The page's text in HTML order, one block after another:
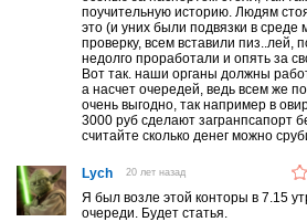
поучительную историю. Людям
это (и уних были подвязки в среде
проверку, всем вставили пиз..лей,
недолго проработали и опять за
Вот так. наши органы должны
а насчет очередей, ведь всем же
очень выгодно, так например в
3000 руб сделают загранпсапорт
считайте сколько денег можно
Lych 20 лет назад
Я был возле этой конторы в 7.15
очереди. Будет статья.